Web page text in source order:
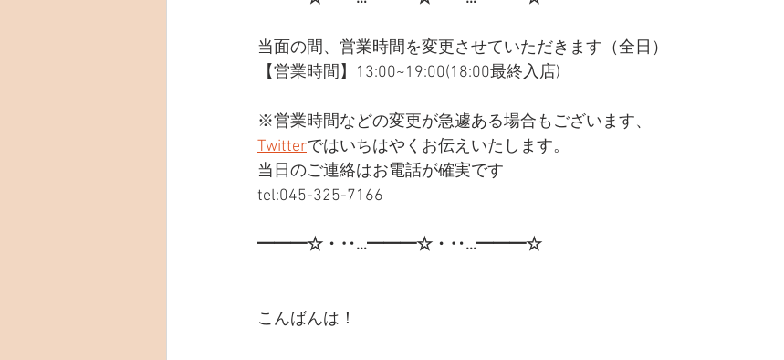
当面の間、営業時間を変更させていただきます（全日）
【営業時間】13:00~19:00(18:00最終入店)
※営業時間などの変更が急遽ある場合もございます、
Twitterではいちはやくお伝えいたします。
当日のご連絡はお電話が確実です
tel:045-325-7166
━━━☆・‥…━━━☆・‥…━━━☆
こんばんは！